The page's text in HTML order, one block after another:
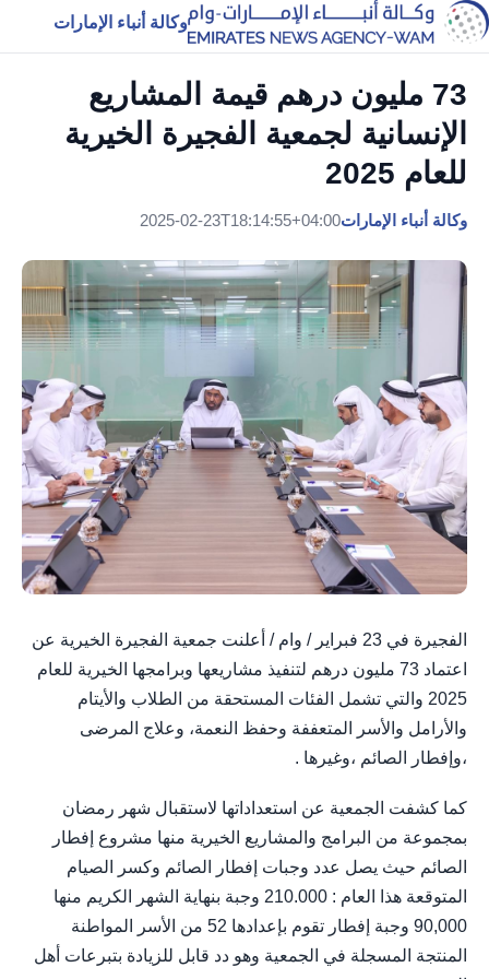
وكالة أنباء الإمارات
73 مليون درهم قيمة المشاريع
الإنسانية لجمعية الفجيرة الخيرية
للعام 2025
وكالة أنباء الإمارات2025-02-23T18:14:55+04:00
الفجيرة في 23 فبراير / وام / أعلنت جمعية الفجيرة الخيرية عن
اعتماد 73 مليون درهم لتنفيذ مشاريعها وبرامجها الخيرية للعام
2025 والتي تشمل الفئات المستحقة من الطلاب والأيتام
والأرامل والأسر المتعففة وحفظ النعمة، وعلاج المرضى
،وإفطار الصائم ،وغيرها .
كما كشفت الجمعية عن استعداداتها لاستقبال شهر رمضان
بمجموعة من البرامج والمشاريع الخيرية منها مشروع إفطار
الصائم حيث يصل عدد وجبات إفطار الصائم وكسر الصيام
المتوقعة هذا العام : 210.000 وجبة بنهاية الشهر الكريم منها
90,000 وجبة إفطار تقوم بإعدادها 52 من الأسر المواطنة
المنتجة المسجلة في الجمعية وهو دد قابل للزيادة بتبرعات أهل